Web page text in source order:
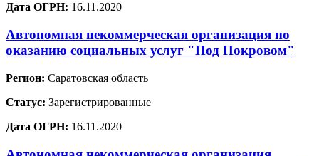
Дата ОГРН: 16.11.2020
Автономная некоммерческая организация по
оказанию социальных услуг "Под Покровом"
Регион: Саратовская область
Статус: Зарегистрированные
Дата ОГРН: 16.11.2020